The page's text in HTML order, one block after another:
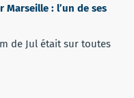
: l’un de ses
de Jul était sur toutes